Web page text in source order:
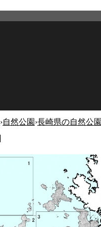
›自然公園 ›長崎県の自然公園